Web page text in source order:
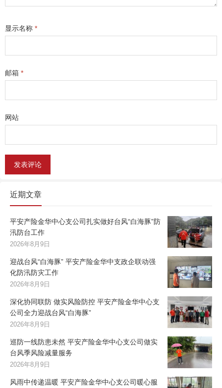
显示名称 *
邮箱 *
网站
近期文章
平安产险金华中心支公司扎实做好台风“白海豚”防
汛防台工作
2026年8月9日
迎战台风“白海豚” 平安产险金华中支政企联动强
化防汛防灾工作
2026年8月9日
深化协同联防 做实风险防控 平安产险金华中心支
公司全力迎战台风“白海豚”
2026年8月9日
巡防一线防患未然 平安产险金华中心支公司做实
台风季风险减量服务
2026年8月9日
风雨中传递温暖 平安产险金华中心支公司暖心服